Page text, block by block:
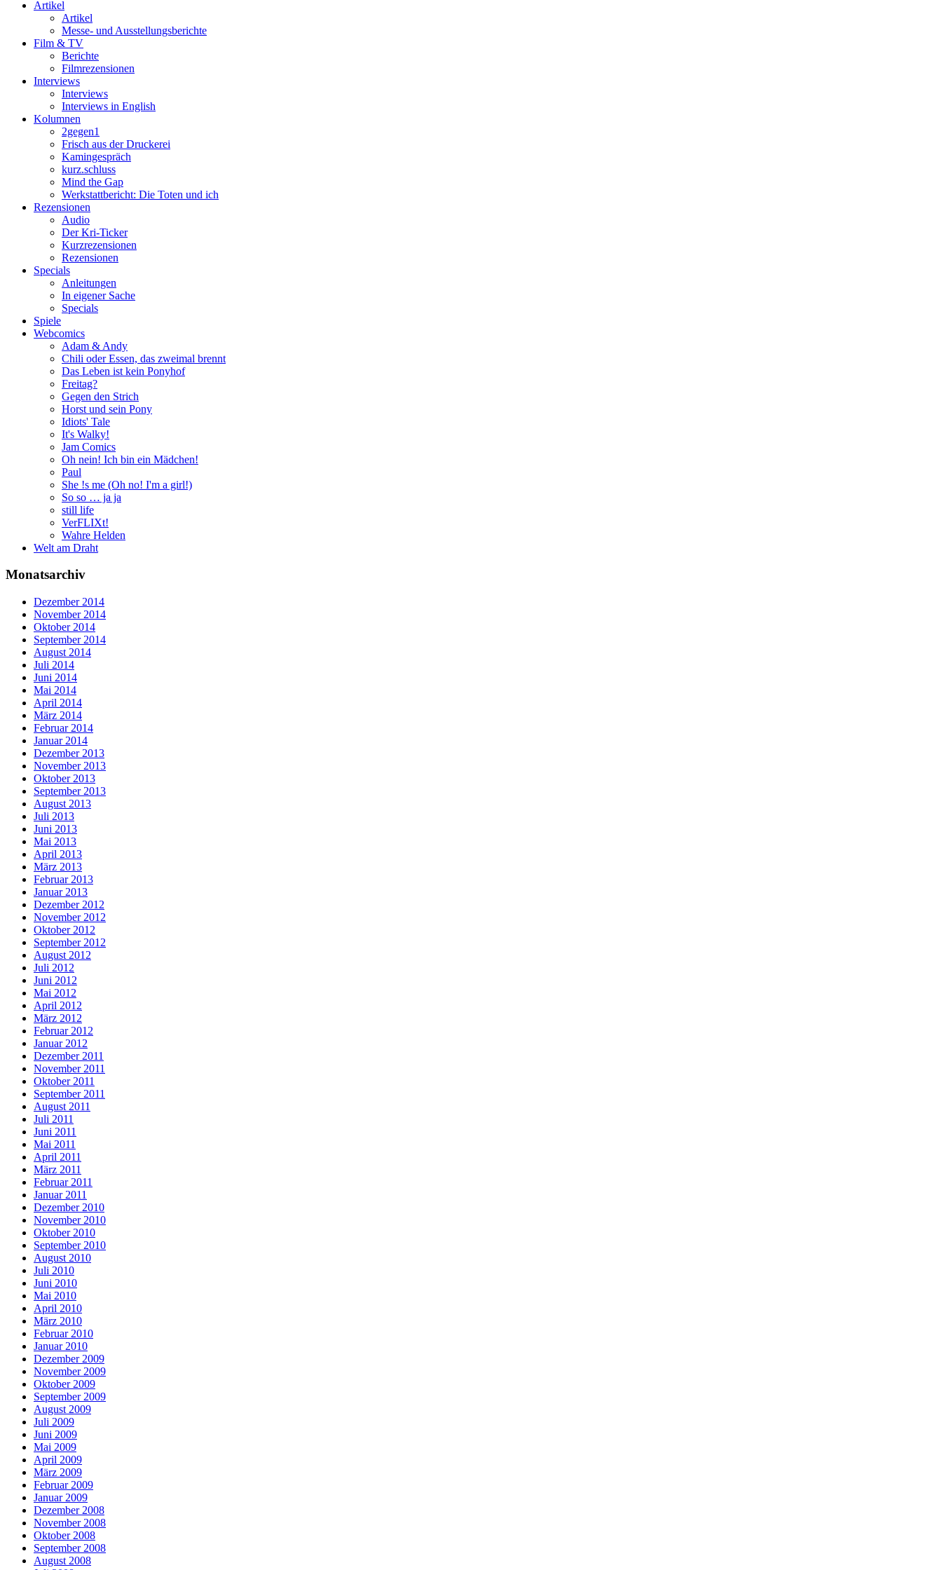
Artikel
Artikel
Messe- und Ausstellungsberichte
Film & TV
Berichte
Filmrezensionen
Interviews
Interviews
Interviews in English
Kolumnen
2gegen1
Frisch aus der Druckerei
Kamingespräch
kurz.schluss
Mind the Gap
Werkstattbericht: Die Toten und ich
Rezensionen
Audio
Der Kri-Ticker
Kurzrezensionen
Rezensionen
Specials
Anleitungen
In eigener Sache
Specials
Spiele
Webcomics
Adam & Andy
Chili oder Essen, das zweimal brennt
Das Leben ist kein Ponyhof
Freitag?
Gegen den Strich
Horst und sein Pony
Idiots' Tale
It's Walky!
Jam Comics
Oh nein! Ich bin ein Mädchen!
Paul
She !s me (Oh no! I'm a girl!)
So so … ja ja
still life
VerFLIXt!
Wahre Helden
Welt am Draht
Monatsarchiv
Dezember 2014
November 2014
Oktober 2014
September 2014
August 2014
Juli 2014
Juni 2014
Mai 2014
April 2014
März 2014
Februar 2014
Januar 2014
Dezember 2013
November 2013
Oktober 2013
September 2013
August 2013
Juli 2013
Juni 2013
Mai 2013
April 2013
März 2013
Februar 2013
Januar 2013
Dezember 2012
November 2012
Oktober 2012
September 2012
August 2012
Juli 2012
Juni 2012
Mai 2012
April 2012
März 2012
Februar 2012
Januar 2012
Dezember 2011
November 2011
Oktober 2011
September 2011
August 2011
Juli 2011
Juni 2011
Mai 2011
April 2011
März 2011
Februar 2011
Januar 2011
Dezember 2010
November 2010
Oktober 2010
September 2010
August 2010
Juli 2010
Juni 2010
Mai 2010
April 2010
März 2010
Februar 2010
Januar 2010
Dezember 2009
November 2009
Oktober 2009
September 2009
August 2009
Juli 2009
Juni 2009
Mai 2009
April 2009
März 2009
Februar 2009
Januar 2009
Dezember 2008
November 2008
Oktober 2008
September 2008
August 2008